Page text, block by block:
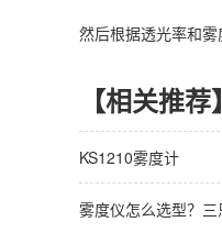
然后根据透光率和雾
【相关推荐】
KS1210雾度计
雾度仪怎么选型？三